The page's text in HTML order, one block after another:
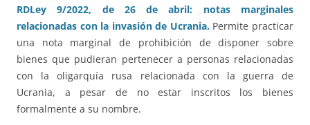
RDLey 9/2022, de 26 de abril: notas marginales
relacionadas con la invasión de Ucrania.Permite practicar
una nota marginal de prohibición de disponer sobre
bienes que pudieran pertenecer a personas relacionadas
con la oligarquía rusa relacionada con la guerra de
Ucrania, a pesar de no estar inscritos los bienes
formalmente a su nombre.